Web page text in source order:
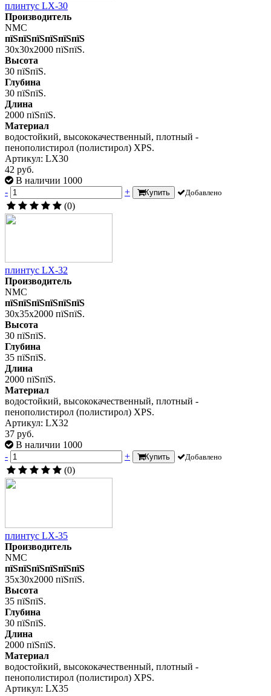
плинтус LX-30
Производитель
NMC
пїЅпїЅпїЅпїЅпїЅпїЅ
30x30x2000 пїЅпїЅ.
Высота
30 пїЅпїЅ.
Глубина
30 пїЅпїЅ.
Длина
2000 пїЅпїЅ.
Материал
водостойкий, высококачественный, плотный -
пенополистирол (полистирол) XPS.
Артикул: LX30
42 руб.
В наличии 1000
-
+ Купить Добавлено
(0)
плинтус LX-32
Производитель
NMC
пїЅпїЅпїЅпїЅпїЅпїЅ
30x35x2000 пїЅпїЅ.
Высота
30 пїЅпїЅ.
Глубина
35 пїЅпїЅ.
Длина
2000 пїЅпїЅ.
Материал
водостойкий, высококачественный, плотный -
пенополистирол (полистирол) XPS.
Артикул: LX32
37 руб.
В наличии 1000
-
+ Купить Добавлено
(0)
плинтус LX-35
Производитель
NMC
пїЅпїЅпїЅпїЅпїЅпїЅ
35x30x2000 пїЅпїЅ.
Высота
35 пїЅпїЅ.
Глубина
30 пїЅпїЅ.
Длина
2000 пїЅпїЅ.
Материал
водостойкий, высококачественный, плотный -
пенополистирол (полистирол) XPS.
Артикул: LX35